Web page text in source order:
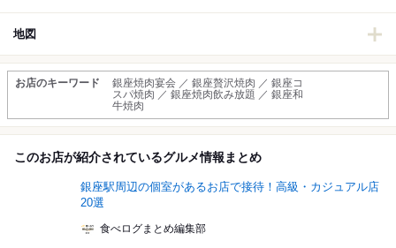
地図
お店のキーワード
銀座焼肉宴会 ／ 銀座贅沢焼肉 ／ 銀座コ
スパ焼肉 ／ 銀座焼肉飲み放題 ／ 銀座和
牛焼肉
このお店が紹介されているグルメ情報まとめ
銀座駅周辺の個室があるお店で接待！高級・カジュアル店
20選
食べログまとめ編集部